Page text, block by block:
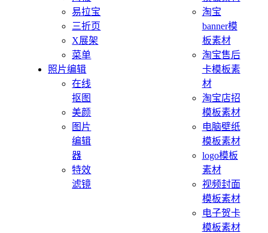
易拉宝
三折页
X展架
菜单
照片编辑
在线
抠图
美颜
图片
编辑
器
特效
滤镜
淘宝
banner模
板素材
淘宝售后
卡模板素
材
淘宝店招
模板素材
电脑壁纸
模板素材
logo模板
素材
视频封面
模板素材
电子贺卡
模板素材